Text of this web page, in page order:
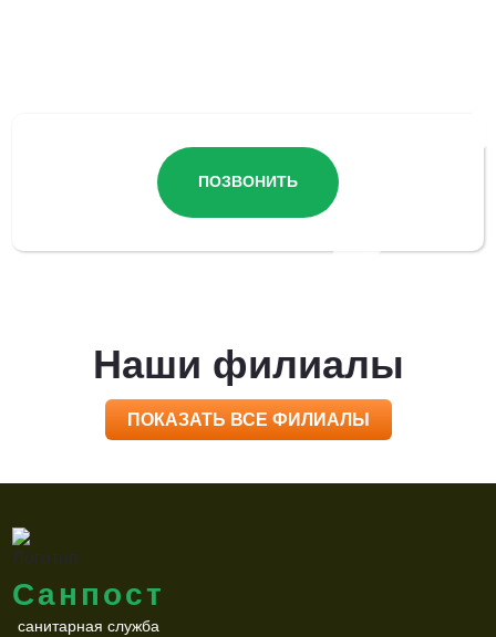
ПОЗВОНИТЬ
Наши филиалы
ПОКАЗАТЬ ВСЕ ФИЛИАЛЫ
Санпост
санитарная служба